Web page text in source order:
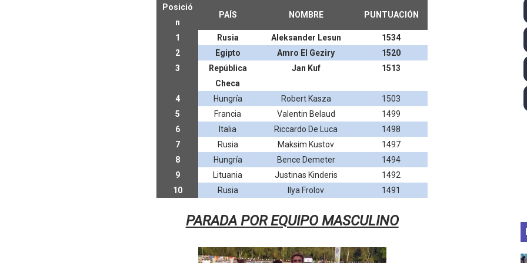
Athletes Unlimited Softball League 2026 - Las Utah Talons son bicampeonas de la AUSL
Mundial de piragüismo slalom 2026 (Oklahoma City, Estados Unidos) - Miquel Travé
Tour de Francia masculino 2026 - Tadej Pogacar entra en el selecto grupo de los
Mundial de Fórmula 1 2026 - Lando Norris consigue en Hungría su primera victoria
Campeonato de Europa en aguas abiertas 2026 (París, Francia) - Wellbrock y
Posició
n
PAÍS NOMBRE PUNTUACIÓN
1 Rusia Aleksander Lesun
1534
2
Egipto Amro El Geziry
1520
3
República
Checa
Jan Kuf 1513
4 Hungría Robert Kasza
1503
5
Francia Valentin Belaud
1499
6
Italia Riccardo De Luca
1498
7
Rusia Maksim Kustov
1497
8
Hungría Bence Demeter
1494
9
Lituania Justinas Kinderis
1492
10
Rusia Ilya Frolov 1491
PARADA POR EQUIPO MASCULINO